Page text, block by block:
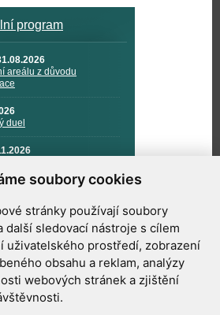
soubory cookies
stránky používají soubory
další sledovací nástroje s cílem
uživatelského prostředí, zobrazení
obsahu a reklam, analýzy
webových stránek a zjištění
program
areálu z důvodu
duel
A KOSMICKÉ